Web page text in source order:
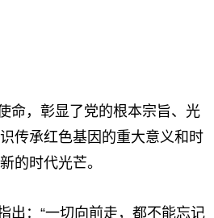
命，彰显了党的根本宗旨、光
传承红色基因的重大意义和时
的时代光芒。
出：“一切向前走，都不能忘记